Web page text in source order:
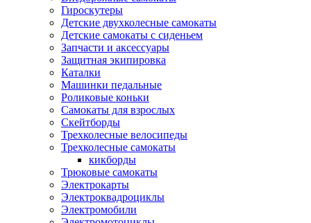
Гироскутеры
Детские двухколесные самокаты
Детские самокаты с сиденьем
Запчасти и аксессуары
Защитная экипировка
Каталки
Машинки педальные
Роликовые коньки
Самокаты для взрослых
Скейтборды
Трехколесные велосипеды
Трехколесные самокаты
кикборды
Трюковые самокаты
Электрокарты
Электроквадроциклы
Электромобили